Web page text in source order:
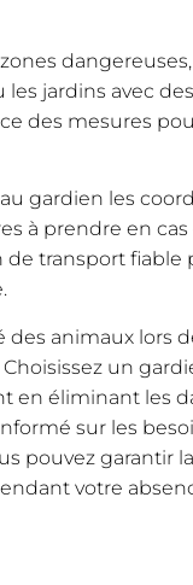
les jardins avec
des mesures
gardien les
à prendre en
de transport
des animaux lors
un
en éliminant les
sur les
pouvez garantir
votre